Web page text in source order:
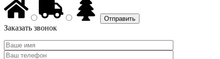
Заказать звонок